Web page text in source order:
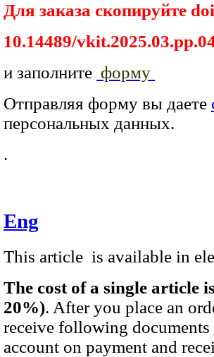
Для заказа скопируйте
10.14489/
и заполните форму
Отправляя форму вы даете
персональных данных.
.
Eng
This article is available in
The cost of a single article
20%). After you place an
receive following
account on payment and